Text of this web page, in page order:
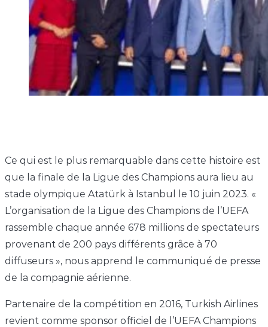
Ce qui est le plus remarquable dans cette histoire est
que la finale de la Ligue des Champions aura lieu au
stade olympique Atatürk à Istanbul le 10 juin 2023. «
L’organisation de la Ligue des Champions de l’UEFA
rassemble chaque année 678 millions de spectateurs
provenant de 200 pays différents grâce à 70
diffuseurs », nous apprend le communiqué de presse
de la compagnie aérienne.
Partenaire de la compétition en 2016, Turkish Airlines
revient comme sponsor officiel de l’UEFA Champions